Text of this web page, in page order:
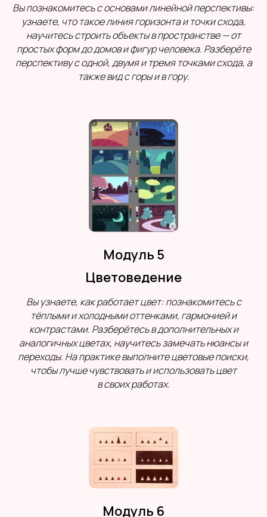
Вы познакомитесь с основами линейной перспективы:
узнаете, что такое линия горизонта и точки схода,
научитесь строить объекты в пространстве — от
простых форм до домов и фигур человека. Разберёте
перспективу с одной, двумя и тремя точками схода, а
также вид с горы и в гору.
Модуль 5
Цветоведение
Вы узнаете, как работает цвет: познакомитесь с
тёплыми и холодными оттенками, гармонией и
контрастами. Разберётесь в дополнительных и
аналогичных цветах, научитесь замечать нюансы и
переходы. На практике выполните цветовые поиски,
чтобы лучше чувствовать и использовать цвет
в своих работах.
Модуль 6